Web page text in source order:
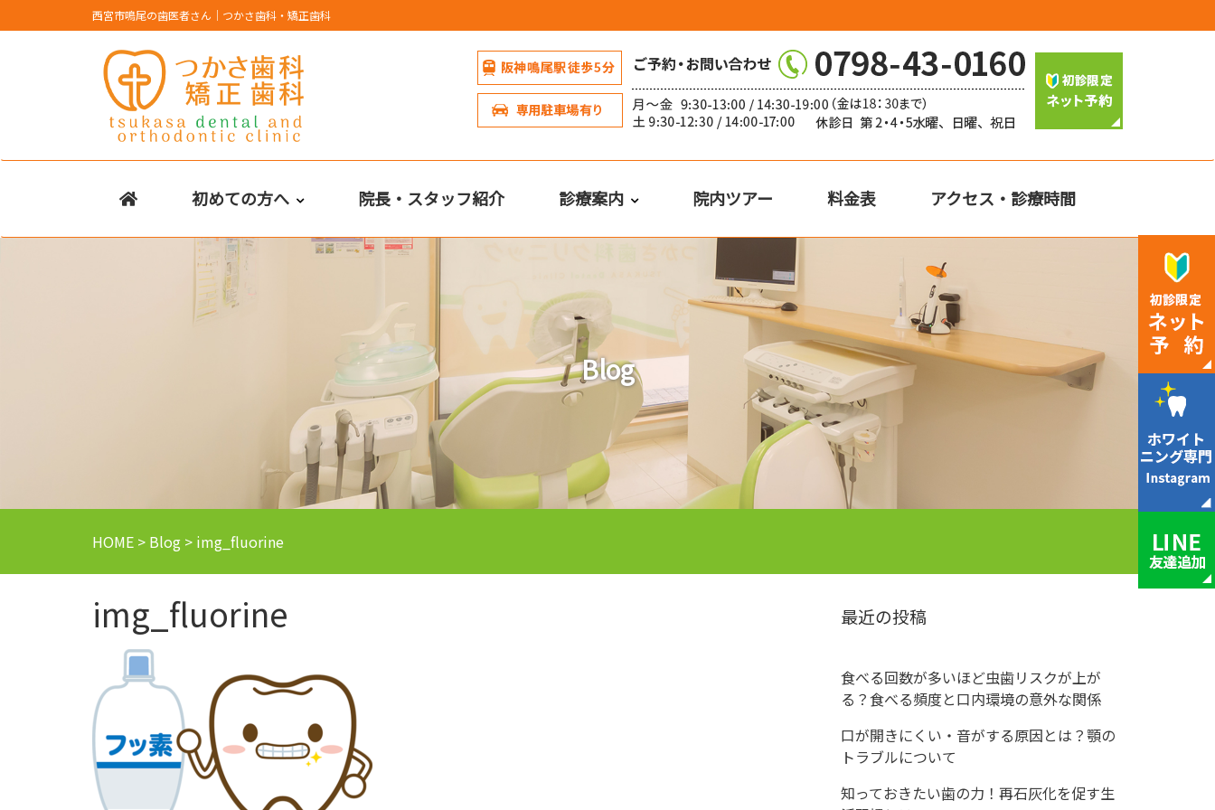
to
西宮市鳴尾の歯医者さん｜つかさ歯科・矯正歯科
初めての方へ 院長・スタッフ紹介 診療案内 院内ツアー 料金表 アクセス・診療時間
Blog
HOME > Blog > img_fluorine
img_fluorine 最近の投稿
食べる回数が多いほど虫歯リスクが上が
る？食べる頻度と口内環境の意外な関係
口が開きにくい・音がする原因とは？顎の
トラブルについて
知っておきたい歯の力！再石灰化を促す生